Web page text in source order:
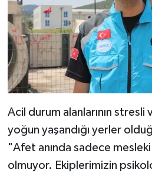
Acil durum alanlarının stresli
yoğun yaşandığı yerler
"Afet anında sadece
olmuyor. Ekiplerimizin